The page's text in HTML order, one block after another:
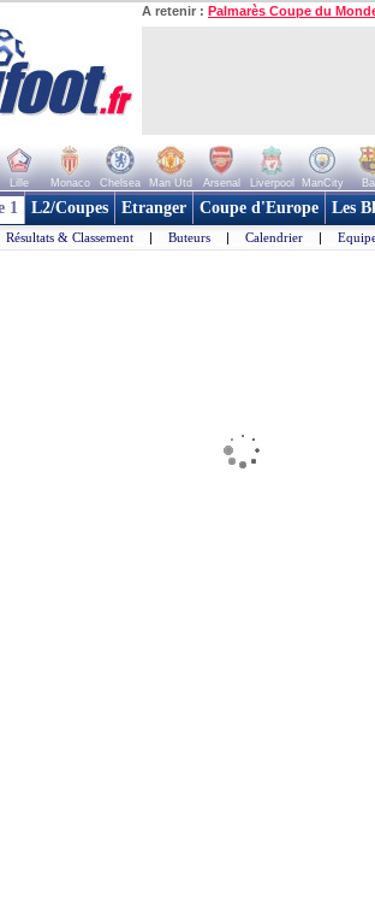
A retenir : Palmarès Coupe du
Lille Monaco Chelsea Man Utd Arsenal Liverpool ManCity
1 L2/Coupes Etranger Coupe d'Europe Les
Résultats & Classement | Buteurs | Calendrier |